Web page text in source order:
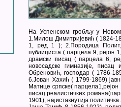
На Успенском гробљу у
1.Милош Димитријевић ( 1824-
1, ред 1 ); 2.Породица
публициста ( парцела 9, рејон
драмски писац ( парцела 6,
новосадске гимназије,
Обреновић, господар ( 1786-
6.Јован Хаxић ( 1799-1869)
Матице српске(
писац реалистичких
1901), најистакнутија